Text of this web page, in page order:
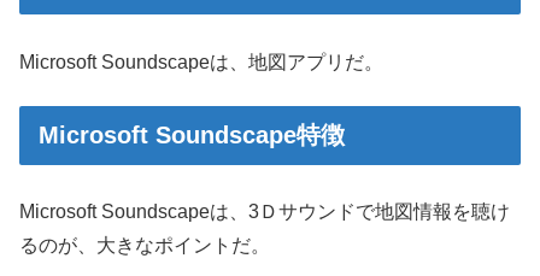
Microsoft Soundscapeは、地図アプリだ。
Microsoft Soundscape特徴
Microsoft Soundscapeは、3Ｄサウンドで地図情報を聴け
るのが、大きなポイントだ。